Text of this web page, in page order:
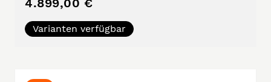
Varianten verfügbar